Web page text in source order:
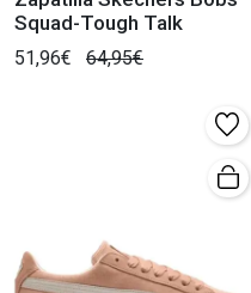
Squad-Tough Talk
51,96€ 64,95€